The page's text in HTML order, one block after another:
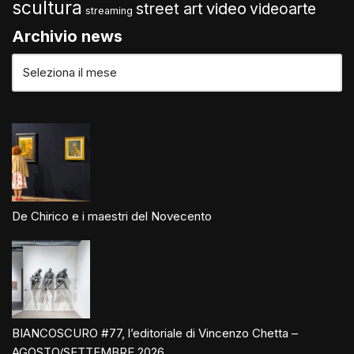
scultura streaming street art video videoarte
Archivio news
De Chirico e i maestri del Novecento
BIANCOSCURO #77, l’editoriale di Vincenzo Chetta –